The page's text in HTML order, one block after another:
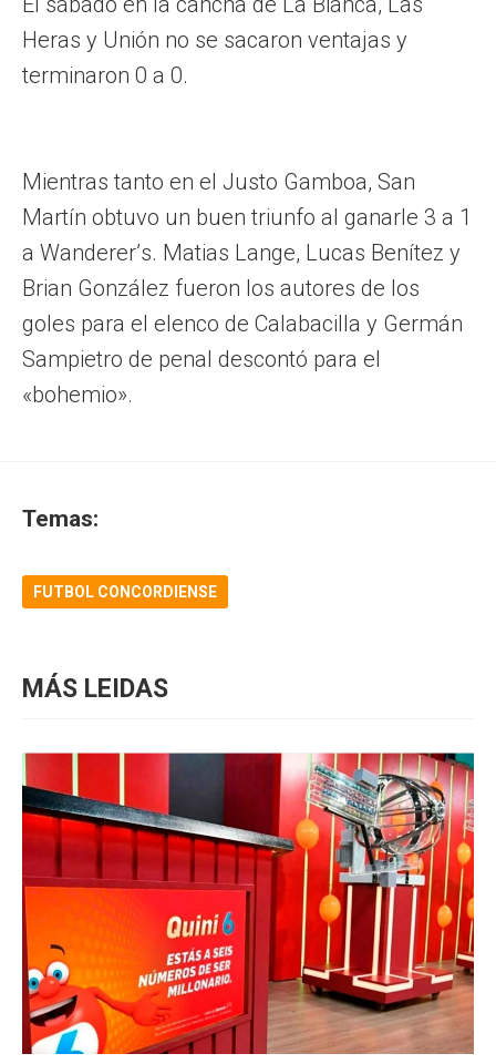
Heras y Unión no se sacaron ventajas y
terminaron 0 a 0.
Mientras tanto en el Justo Gamboa, San
Martín obtuvo un buen triunfo al ganarle 3 a 1
a Wanderer’s. Matias Lange, Lucas Benítez y
Brian González fueron los autores de los
goles para el elenco de Calabacilla y Germán
Sampietro de penal descontó para el
«bohemio».
Temas:
FUTBOL CONCORDIENSE
MÁS LEIDAS